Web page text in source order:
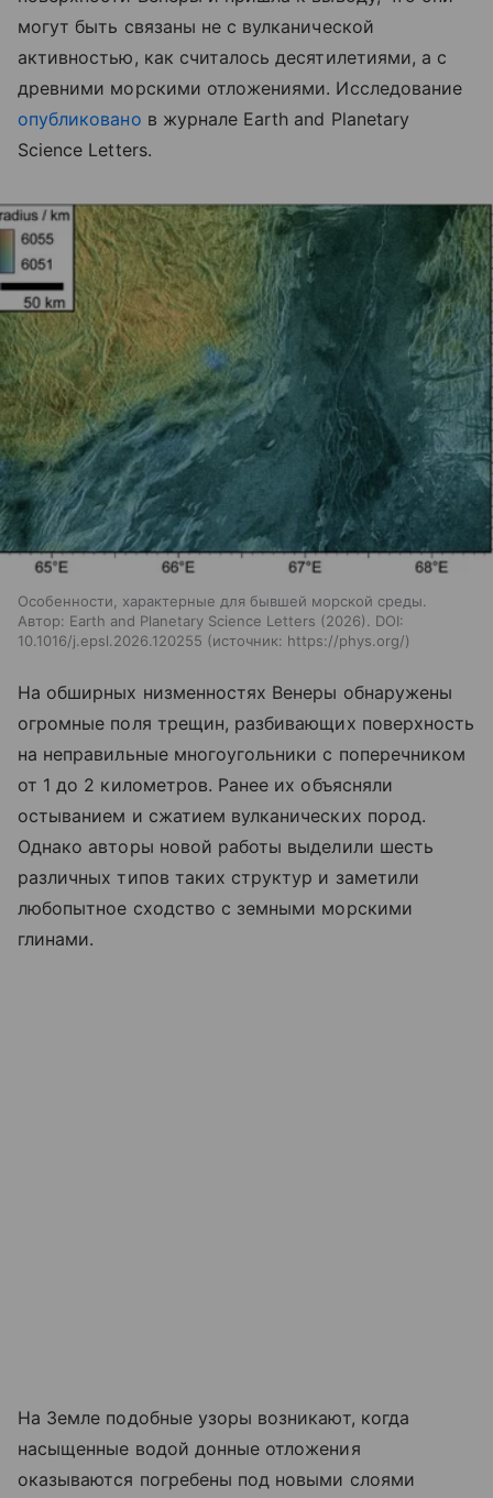
могут быть связаны не с вулканической
активностью, как считалось десятилетиями, а с
древними морскими отложениями. Исследование
опубликовано в журнале Earth and Planetary
Science Letters.
Особенности, характерные для бывшей морской среды.
Автор: Earth and Planetary Science Letters (2026). DOI:
10.1016/j.epsl.2026.120255
источник: https://phys.org/
На обширных низменностях Венеры обнаружены
огромные поля трещин, разбивающих поверхность
на неправильные многоугольники с поперечником
от 1 до 2 километров. Ранее их объясняли
остыванием и сжатием вулканических пород.
Однако авторы новой работы выделили шесть
различных типов таких структур и заметили
любопытное сходство с земными морскими
глинами.
На Земле подобные узоры возникают, когда
насыщенные водой донные отложения
оказываются погребены под новыми слоями